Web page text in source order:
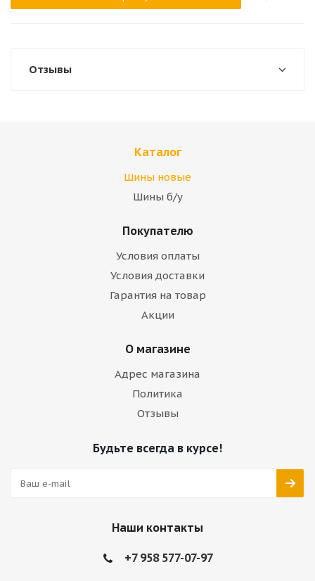
Отзывы
Каталог
Шины новые
Шины б/у
Покупателю
Условия оплаты
Условия доставки
Гарантия на товар
Акции
О магазине
Адрес магазина
Политика
Отзывы
Будьте всегда в курсе!
Наши контакты
+7 958 577-07-97